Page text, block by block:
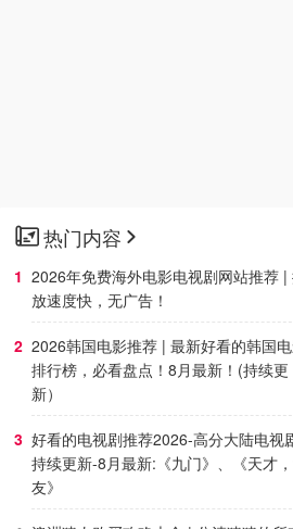
热门内容
2026年免费海外电影电视剧网站推荐 |
放速度快，无广告！
2026韩国电影推荐 | 最新好看的韩国
排行榜，必看盘点！8月最新！(持续更
新）
好看的电视剧推荐2026-高分大陆电视
持续更新-8月最新:《九门》、《天才
友》